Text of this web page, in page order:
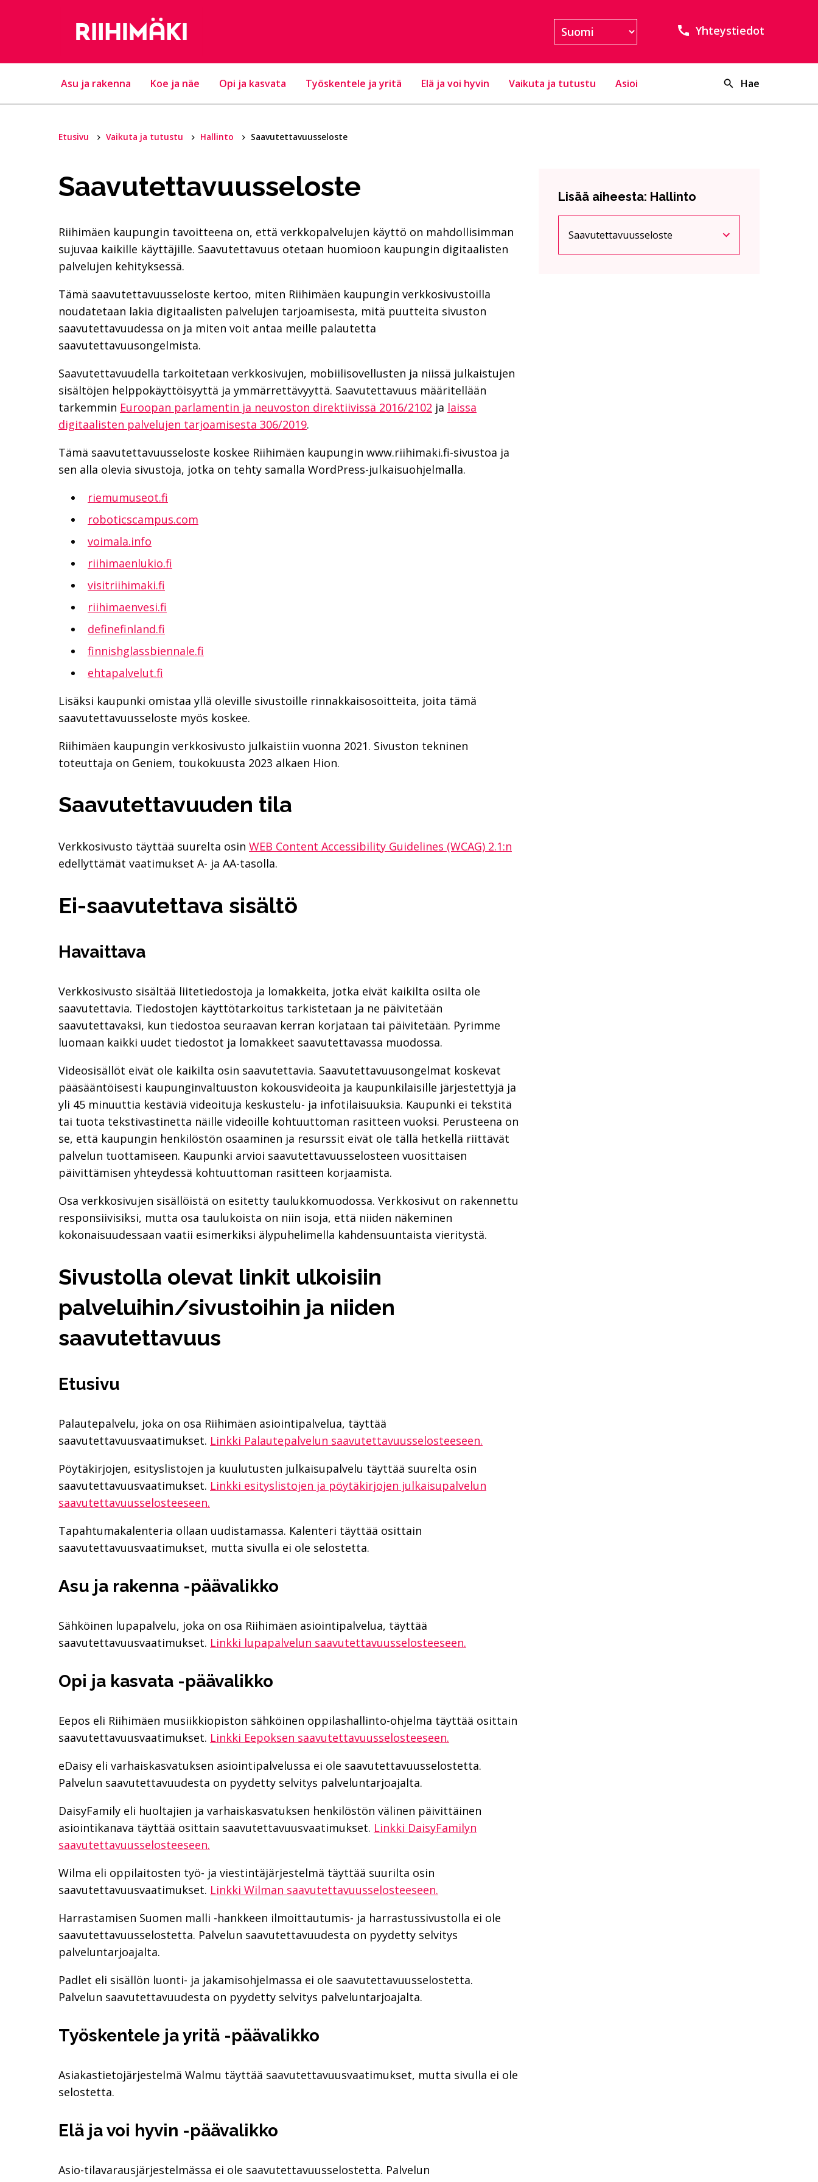
Yhteystiedot
Asu ja rakenna Koe ja näe Opi ja kasvata Työskentele ja yritä Elä ja voi hyvin Vaikuta ja tutustu Asioi Hae
Etusivu Vaikuta ja tutustu Hallinto Saavutettavuusseloste
Saavutettavuusseloste
Riihimäen kaupungin tavoitteena on, että verkkopalvelujen käyttö on mahdollisimman
sujuvaa kaikille käyttäjille. Saavutettavuus otetaan huomioon kaupungin digitaalisten
palvelujen kehityksessä.
Tämä saavutettavuusseloste kertoo, miten Riihimäen kaupungin verkkosivustoilla
noudatetaan lakia digitaalisten palvelujen tarjoamisesta, mitä puutteita sivuston
saavutettavuudessa on ja miten voit antaa meille palautetta
saavutettavuusongelmista.
Saavutettavuudella tarkoitetaan verkkosivujen, mobiilisovellusten ja niissä julkaistujen
sisältöjen helppokäyttöisyyttä ja ymmärrettävyyttä. Saavutettavuus määritellään
tarkemmin Euroopan parlamentin ja neuvoston direktiivissä 2016/2102 ja laissa
digitaalisten palvelujen tarjoamisesta 306/2019.
Tämä saavutettavuusseloste koskee Riihimäen kaupungin www.riihimaki.fi-sivustoa ja
sen alla olevia sivustoja, jotka on tehty samalla WordPress-julkaisuohjelmalla.
riemumuseot.fi
roboticscampus.com
voimala.info
riihimaenlukio.fi
visitriihimaki.fi
riihimaenvesi.fi
definefinland.fi
finnishglassbiennale.fi
ehtapalvelut.fi
Lisäksi kaupunki omistaa yllä oleville sivustoille rinnakkaisosoitteita, joita tämä
saavutettavuusseloste myös koskee.
Riihimäen kaupungin verkkosivusto julkaistiin vuonna 2021. Sivuston tekninen
toteuttaja on Geniem, toukokuusta 2023 alkaen Hion.
Saa­vu­tet­ta­vuu­den tila
Verkkosivusto täyttää suurelta osin WEB Content Accessibility Guidelines (WCAG) 2.1:n
edellyttämät vaatimukset A- ja AA-tasolla.
Ei-saa­vu­tet­ta­va si­säl­tö
Havaittava
Verkkosivusto sisältää liitetiedostoja ja lomakkeita, jotka eivät kaikilta osilta ole
saavutettavia. Tiedostojen käyttötarkoitus tarkistetaan ja ne päivitetään
saavutettavaksi, kun tiedostoa seuraavan kerran korjataan tai päivitetään. Pyrimme
luomaan kaikki uudet tiedostot ja lomakkeet saavutettavassa muodossa.
Videosisällöt eivät ole kaikilta osin saavutettavia. Saavutettavuusongelmat koskevat
pääsääntöisesti kaupunginvaltuuston kokousvideoita ja kaupunkilaisille järjestettyjä ja
yli 45 minuuttia kestäviä videoituja keskustelu- ja infotilaisuuksia. Kaupunki ei tekstitä
tai tuota tekstivastinetta näille videoille kohtuuttoman rasitteen vuoksi. Perusteena on
se, että kaupungin henkilöstön osaaminen ja resurssit eivät ole tällä hetkellä riittävät
palvelun tuottamiseen. Kaupunki arvioi saavutettavuusselosteen vuosittaisen
päivittämisen yhteydessä kohtuuttoman rasitteen korjaamista.
Osa verkkosivujen sisällöistä on esitetty taulukkomuodossa. Verkkosivut on rakennettu
responsiivisiksi, mutta osa taulukoista on niin isoja, että niiden näkeminen
kokonaisuudessaan vaatii esimerkiksi älypuhelimella kahdensuuntaista vieritystä.
Sivustolla olevat linkit ulkoisiin
palveluihin/sivustoihin ja niiden
saavutettavuus
Etusivu
Palautepalvelu, joka on osa Riihimäen asiointipalvelua, täyttää
saavutettavuusvaatimukset. Linkki Palautepalvelun saavutettavuusselosteeseen.
Pöytäkirjojen, esityslistojen ja kuulutusten julkaisupalvelu täyttää suurelta osin
saavutettavuusvaatimukset. Linkki esityslistojen ja pöytäkirjojen julkaisupalvelun
saavutettavuusselosteeseen.
Tapahtumakalenteria ollaan uudistamassa. Kalenteri täyttää osittain
saavutettavuusvaatimukset, mutta sivulla ei ole selostetta.
Asu ja rakenna -päävalikko
Sähköinen lupapalvelu, joka on osa Riihimäen asiointipalvelua, täyttää
saavutettavuusvaatimukset. Linkki lupapalvelun saavutettavuusselosteeseen.
Opi ja kasvata -päävalikko
Eepos eli Riihimäen musiikkiopiston sähköinen oppilashallinto-ohjelma täyttää osittain
saavutettavuusvaatimukset. Linkki Eepoksen saavutettavuusselosteeseen.
eDaisy eli varhaiskasvatuksen asiointipalvelussa ei ole saavutettavuusselostetta.
Palvelun saavutettavuudesta on pyydetty selvitys palveluntarjoajalta.
DaisyFamily eli huoltajien ja varhaiskasvatuksen henkilöstön välinen päivittäinen
asiointikanava täyttää osittain saavutettavuusvaatimukset. Linkki DaisyFamilyn
saavutettavuusselosteeseen.
Wilma eli oppilaitosten työ- ja viestintäjärjestelmä täyttää suurilta osin
saavutettavuusvaatimukset. Linkki Wilman saavutettavuusselosteeseen.
Harrastamisen Suomen malli -hankkeen ilmoittautumis- ja harrastussivustolla ei ole
saavutettavuusselostetta. Palvelun saavutettavuudesta on pyydetty selvitys
palveluntarjoajalta.
Padlet eli sisällön luonti- ja jakamisohjelmassa ei ole saavutettavuusselostetta.
Palvelun saavutettavuudesta on pyydetty selvitys palveluntarjoajalta.
Työskentele ja yritä -päävalikko
Asiakastietojärjestelmä Walmu täyttää saavutettavuusvaatimukset, mutta sivulla ei ole
selostetta.
Elä ja voi hyvin -päävalikko
Asio-tilavarausjärjestelmässa ei ole saavutettavuusselostetta. Palvelun
Lisää aiheesta: Hallinto
Nykyinen sivu
Saavutettavuusseloste
Klikkaa käyttääksesi valikkoa